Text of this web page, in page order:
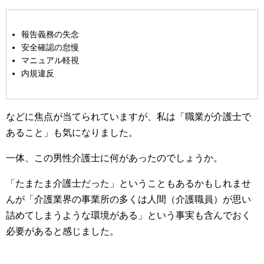
報告義務の失念
安全確認の怠慢
マニュアル軽視
内規違反
などに焦点が当てられていますが、私は「職業が介護士で
あること」も気になりました。
一体、この男性介護士に何があったのでしょうか。
「たまたま介護士だった」ということもあるかもしれませ
んが「介護業界の事業所の多くは人間（介護職員）が思い
詰めてしまうような環境がある」という事実も含んでおく
必要があると感じました。